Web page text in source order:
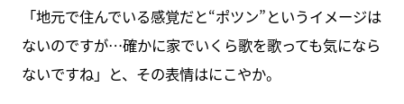
「地元で住んでいる感覚だと“ポツン”というイメージは
ないのですが…確かに家でいくら歌を歌っても気になら
ないですね」と、その表情はにこやか。